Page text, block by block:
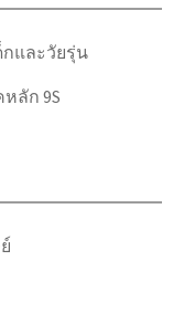
กและวัยรุ่น
ลัก 9S